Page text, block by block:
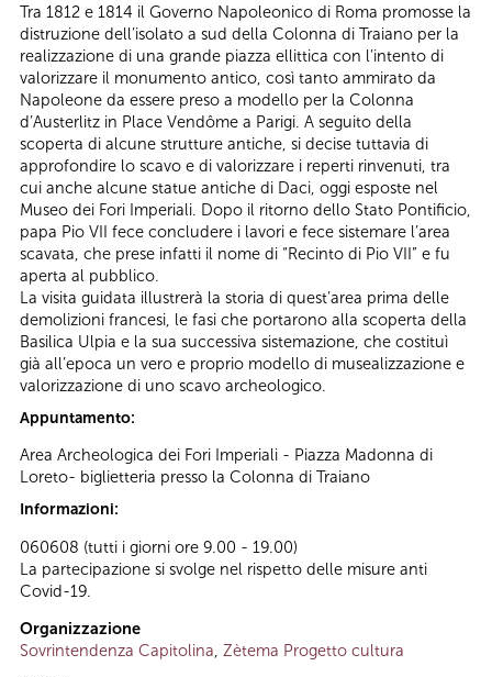
Tra 1812 e 1814 il Governo Napoleonico di Roma promosse la
distruzione dell’isolato a sud della Colonna di Traiano per la
realizzazione di una grande piazza ellittica con l’intento di
valorizzare il monumento antico, così tanto ammirato da
Napoleone da essere preso a modello per la Colonna
d’Austerlitz in Place Vendôme a Parigi. A seguito della
scoperta di alcune strutture antiche, si decise tuttavia di
approfondire lo scavo e di valorizzare i reperti rinvenuti, tra
cui anche alcune statue antiche di Daci, oggi esposte nel
Museo dei Fori Imperiali. Dopo il ritorno dello Stato Pontificio,
papa Pio VII fece concludere i lavori e fece sistemare l’area
scavata, che prese infatti il nome di “Recinto di Pio VII” e fu
aperta al pubblico.
La visita guidata illustrerà la storia di quest’area prima delle
demolizioni francesi, le fasi che portarono alla scoperta della
Basilica Ulpia e la sua successiva sistemazione, che costituì
già all’epoca un vero e proprio modello di musealizzazione e
valorizzazione di uno scavo archeologico.
Appuntamento:
Area Archeologica dei Fori Imperiali - Piazza Madonna di
Loreto- biglietteria presso la Colonna di Traiano
Informazioni:
060608 (tutti i giorni ore 9.00 - 19.00)
La partecipazione si svolge nel rispetto delle misure anti
Covid-19.
Organizzazione
Sovrintendenza Capitolina, Zètema Progetto cultura